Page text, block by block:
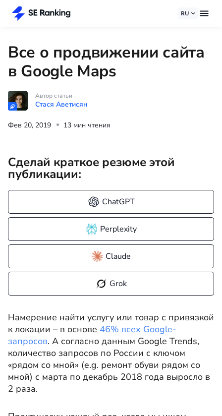
RU
Все о продвижении сайта
в Google Maps
Автор статьи
Стася Аветисян
Фев 20, 2019 13 мин чтения
Сделай краткое резюме этой
публикации:
ChatGPT
Perplexity
Claude
Grok
Намерение найти услугу или товар с привязкой
к локации – в основе 46% всех Google-
запросов. А согласно данным Google Trends,
количество запросов по России с ключом
«рядом со мной» (e.g. ремонт обуви рядом со
мной) с марта по декабрь 2018 года выросло в
2 раза.